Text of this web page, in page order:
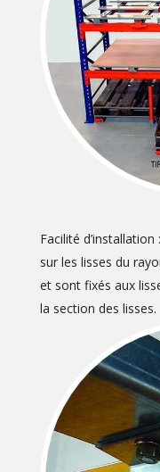
Facilité
sur les lisses du
et sont fixés aux
la section des lisses.